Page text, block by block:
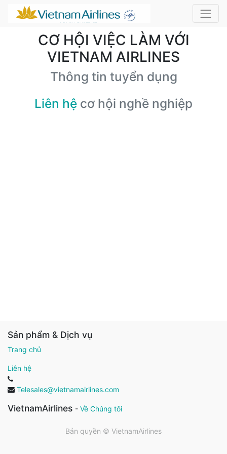
CƠ HỘI VIỆC LÀM VỚI
VIETNAM AIRLINES
Thông tin tuyển dụng
Liên hệ cơ hội nghề nghiệp
Sản phẩm & Dịch vụ
Trang chủ
Liên hệ
Telesales@vietnamairlines.com
VietnamAirlines - Về Chúng tôi
Bản quyền © VietnamAirlines